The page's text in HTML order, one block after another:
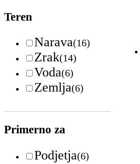
Teren
Narava(16)
Zrak(14)
Voda(6)
Zemlja(6)
Primerno za
Podjetja(6)